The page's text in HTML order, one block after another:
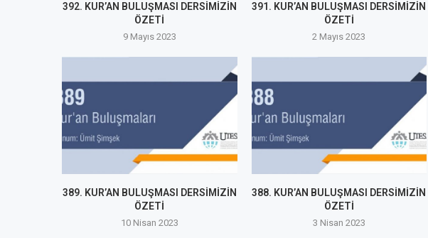
392. KUR’AN BULUŞMASI DERSİMİZİN
ÖZETİ
9 Mayıs 2023
391. KUR’AN BULUŞMASI DERSİMİZİN
ÖZETİ
2 Mayıs 2023
389. KUR’AN BULUŞMASI DERSİMİZİN
ÖZETİ
10 Nisan 2023
388. KUR’AN BULUŞMASI DERSİMİZİN
ÖZETİ
3 Nisan 2023